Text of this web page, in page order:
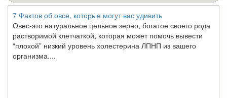
7 Фактов об овсе, которые могут вас удивить
Овес-это натуральное цельное зерно, богатое своего рода
растворимой клетчаткой, которая может помочь вывести
“плохой” низкий уровень холестерина ЛПНП из вашего
организма....